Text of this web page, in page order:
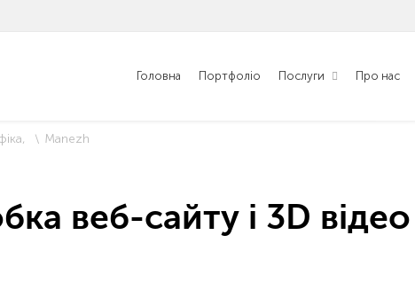
Головна Портфоліо Послуги Про нас
Manezh
веб-сайту і 3D